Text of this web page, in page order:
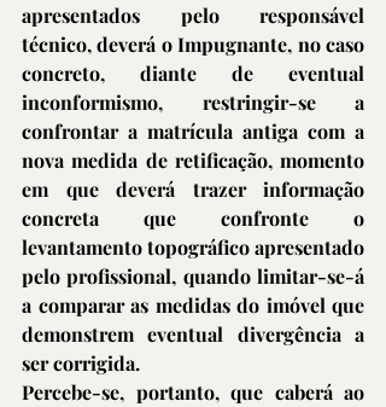
apresentados pelo responsável
técnico, deverá o Impugnante, no caso
concreto, diante de eventual
inconformismo, restringir-se a
confrontar a matrícula antiga com a
nova medida de retificação, momento
em que deverá trazer informação
concreta que confronte o
levantamento topográfico apresentado
pelo profissional, quando limitar-se-á
a comparar as medidas do imóvel que
demonstrem eventual divergência a
ser corrigida.
Percebe-se, portanto, que caberá ao